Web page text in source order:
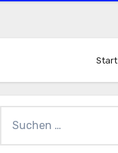
Start
nach: